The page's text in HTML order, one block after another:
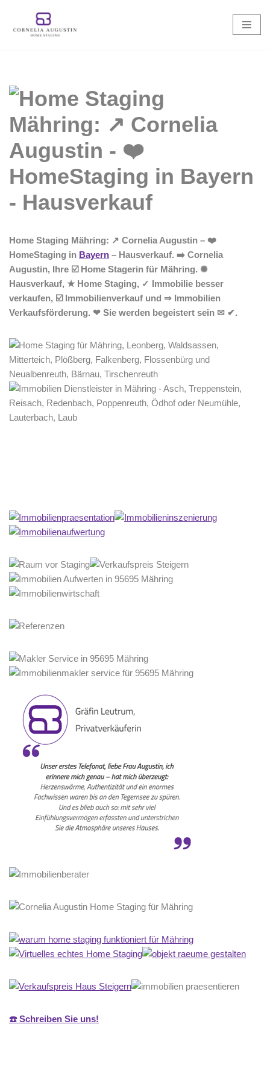
Zum
Home Staging Mähring: ↗️ Cornelia Augustin – ❤️
HomeStaging in Bayern – Hausverkauf. ➡️ Cornelia
Augustin, Ihre ☑️ Home Stagerin für Mähring. ✺
Hausverkauf, ★ Home Staging, ✓ Immobilie besser
verkaufen, ☑️ Immobilienverkauf und ⇒ Immobilien
Verkaufsförderung. ❤ Sie werden begeistert sein ✉ ✔.
☎️ Schreiben Sie uns!